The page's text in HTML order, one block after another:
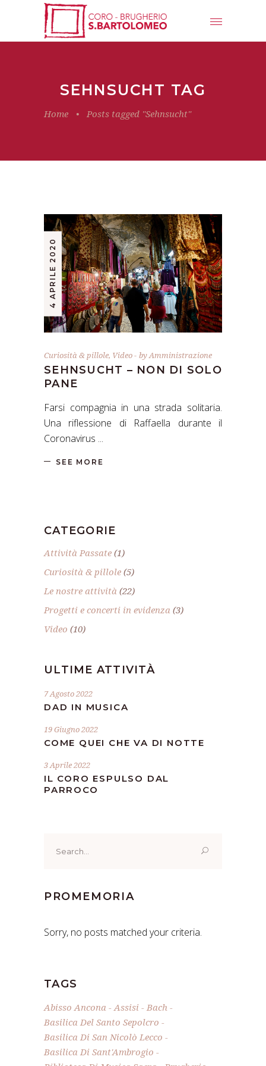
SEHNSUCHT TAG
Home • Posts tagged "Sehnsucht"
4 APRILE 2020
Curiosità & pillole, Video byAmministrazione
SEHNSUCHT – NON DI SOLO
PANE
Farsi compagnia in una strada solitaria.
Una riflessione di Raffaella durante il
Coronavirus
SEE MORE
CATEGORIE
Attività Passate (1)
Curiosità & pillole (5)
Le nostre attività (22)
Progetti e concerti in evidenza (3)
Video (10)
ULTIME ATTIVITÀ
7 Agosto 2022
DAD IN MUSICA
19 Giugno 2022
COME QUEI CHE VA DI NOTTE
3 Aprile 2022
IL CORO ESPULSO DAL
PARROCO
for:
PROMEMORIA
Sorry, no posts matched your criteria.
TAGS
Abisso Ancona Assisi
Bach
Basilica Del Santo Sepolcro
Basilica Di San Nicolò Lecco
Basilica Di Sant'Ambrogio